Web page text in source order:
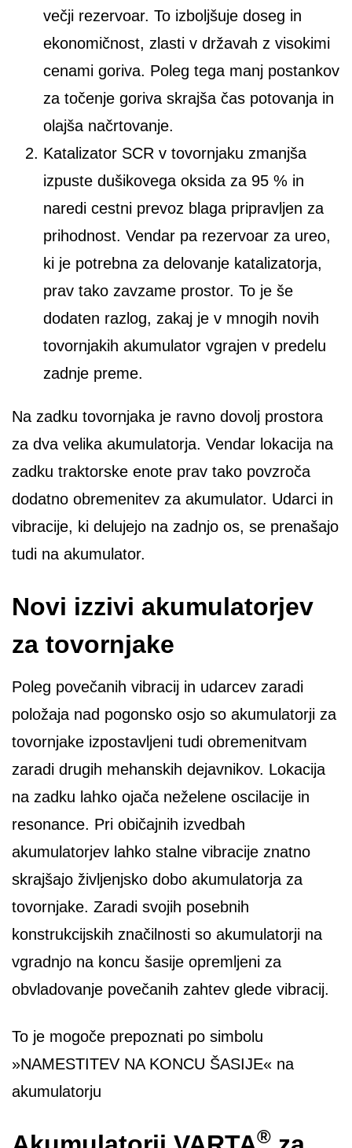
večji rezervoar. To izboljšuje doseg in
ekonomičnost, zlasti v državah z visokimi
cenami goriva. Poleg tega manj postankov
za točenje goriva skrajša čas potovanja in
olajša načrtovanje.
Katalizator SCR v tovornjaku zmanjša
izpuste dušikovega oksida za 95 % in
naredi cestni prevoz blaga pripravljen za
prihodnost. Vendar pa rezervoar za ureo,
ki je potrebna za delovanje katalizatorja,
prav tako zavzame prostor. To je še
dodaten razlog, zakaj je v mnogih novih
tovornjakih akumulator vgrajen v predelu
zadnje preme.
Na zadku tovornjaka je ravno dovolj prostora
za dva velika akumulatorja. Vendar lokacija na
zadku traktorske enote prav tako povzroča
dodatno obremenitev za akumulator. Udarci in
vibracije, ki delujejo na zadnjo os, se prenašajo
tudi na akumulator.
Novi izzivi akumulatorjev
za tovornjake
Poleg povečanih vibracij in udarcev zaradi
položaja nad pogonsko osjo so akumulatorji za
tovornjake izpostavljeni tudi obremenitvam
zaradi drugih mehanskih dejavnikov. Lokacija
na zadku lahko ojača neželene oscilacije in
resonance. Pri običajnih izvedbah
akumulatorjev lahko stalne vibracije znatno
skrajšajo življenjsko dobo akumulatorja za
tovornjake. Zaradi svojih posebnih
konstrukcijskih značilnosti so akumulatorji na
vgradnjo na koncu šasije opremljeni za
obvladovanje povečanih zahtev glede vibracij.
To je mogoče prepoznati po simbolu
»NAMESTITEV NA KONCU ŠASIJE« na
akumulatorju
®